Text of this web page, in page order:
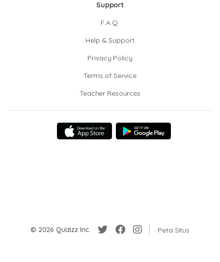
Support
F.A.Q.
Help & Support
Privacy Policy
Terms of Service
Teacher Resources
© 2026 Quizizz Inc. Peta Situs